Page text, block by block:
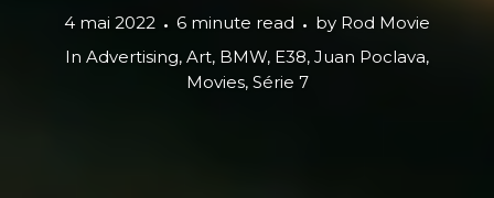
4 mai 2022 6 minute read by Rod Movie
In Advertising, Art, BMW, E38, Juan Poclava,
Movies, Série 7